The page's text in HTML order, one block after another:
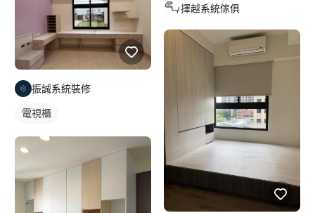
振誠系統裝修
電視櫃
擇越系統傢俱